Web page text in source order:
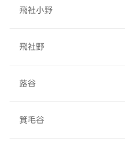
飛社小野
飛社野
蕗谷
箕毛谷